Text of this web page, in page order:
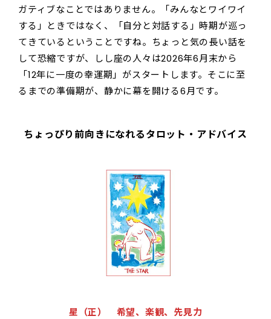
ガティブなことではありません。「みんなとワイワイ
する」ときではなく、「自分と対話する」時期が巡っ
てきているということですね。ちょっと気の長い話を
して恐縮ですが、しし座の人々は2026年6月末から
「12年に一度の幸運期」がスタートします。そこに至
るまでの準備期が、静かに幕を開ける6月です。
ちょっぴり前向きになれるタロット・アドバイス
星（正） 希望、楽観、先見力